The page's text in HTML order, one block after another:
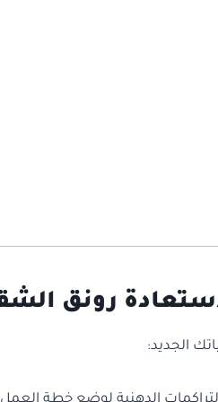
رونق
الجديد: